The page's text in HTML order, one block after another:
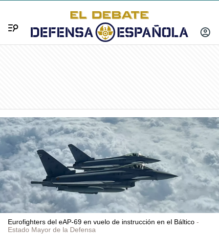
INICIAR
Menú
Eurofighters del eAP-69 en vuelo de instrucción en el Báltico
Estado Mayor de la Defensa